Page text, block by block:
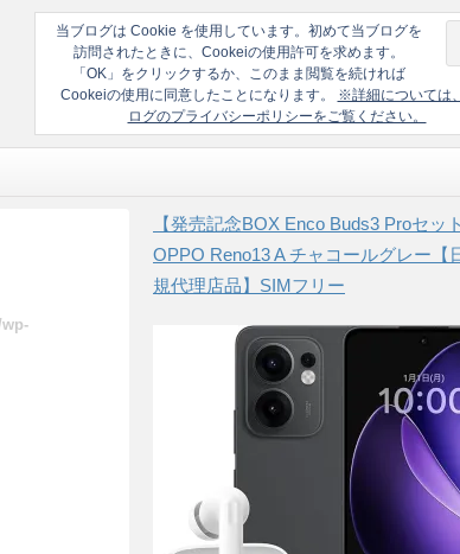
当ブログは Cookie を使用しています。初めて当ブログを
訪問されたときに、Cookeiの使用許可を求めます。
「OK」をクリックするか、このまま閲覧を続ければ
Cookeiの使用に同意したことになります。
※詳細については
ログのプライバシーポリシーをご覧ください。
【発売記念BOX Enco Buds3 Proセット
OPPO Reno13 A チャコールグレー【
規代理店品】SIMフリー